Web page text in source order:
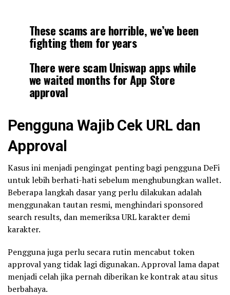
These scams are horrible, we’ve been
fighting them for years
There were scam Uniswap apps while
we waited months for App Store
approval
Scam ads keep returning despite
years of reporting
They ban 3rd party tools like ublock
that combat the issue
The ad economy needs to go
https://t.co/KCepOv8zUH
— Hayden Adams 🦄 (@haydenzadams)
Pengguna Wajib Cek URL dan
Approval
Kasus ini menjadi pengingat penting bagi pengguna DeFi
untuk lebih berhati-hati sebelum menghubungkan wallet.
Beberapa langkah dasar yang perlu dilakukan adalah
menggunakan tautan resmi, menghindari sponsored
search results, dan memeriksa URL karakter demi
karakter.
Pengguna juga perlu secara rutin mencabut token
approval yang tidak lagi digunakan. Approval lama dapat
menjadi celah jika pernah diberikan ke kontrak atau situs
berbahaya.